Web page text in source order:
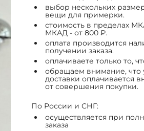
выбор нескольких
вещи для примерки.
стоимость в пределах
МКАД - от 800 ₽.
оплата производится
получении заказа.
оплачиваете только то,
обращаем внимание, что
доставки оплачивается
от совершения покупки.
По России и СНГ:
осуществляется при
заказа